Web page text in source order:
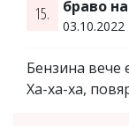
15. браво
03.10.2022
Бензина вече
Ха-ха-ха,